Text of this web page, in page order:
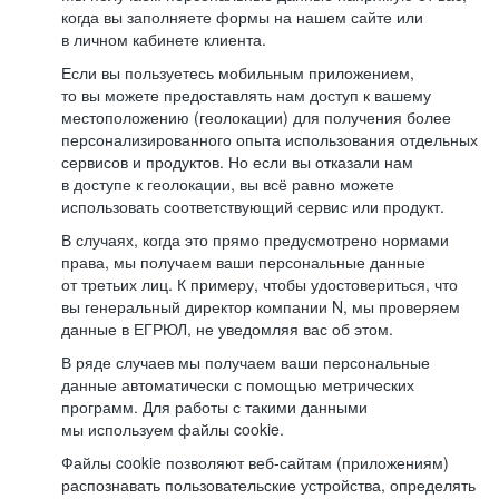
когда вы заполняете формы на нашем сайте или
в личном кабинете клиента.
Если вы пользуетесь мобильным приложением,
то вы можете предоставлять нам доступ к вашему
местоположению (геолокации) для получения более
персонализированного опыта использования отдельных
сервисов и продуктов. Но если вы отказали нам
в доступе к геолокации, вы всё равно можете
использовать соответствующий сервис или продукт.
В случаях, когда это прямо предусмотрено нормами
права, мы получаем ваши персональные данные
от третьих лиц. К примеру, чтобы удостовериться, что
вы генеральный директор компании N, мы проверяем
данные в ЕГРЮЛ, не уведомляя вас об этом.
В ряде случаев мы получаем ваши персональные
данные автоматически с помощью метрических
программ. Для работы с такими данными
мы используем файлы cookie.
Файлы cookie позволяют веб-сайтам (приложениям)
распознавать пользовательские устройства, определять